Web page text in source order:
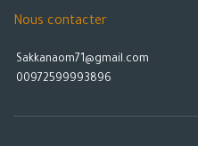
Nous contacter
Sakkanaom71@gmail.com
00972599993896